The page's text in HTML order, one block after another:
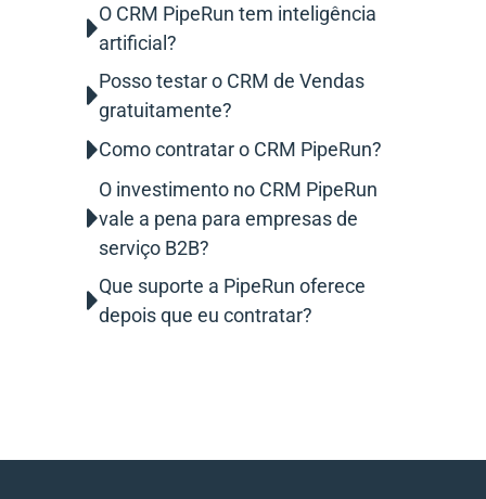
O CRM PipeRun tem inteligência
artificial?
Posso testar o CRM de Vendas
gratuitamente?
Como contratar o CRM PipeRun?
O investimento no CRM PipeRun
vale a pena para empresas de
serviço B2B?
Que suporte a PipeRun oferece
depois que eu contratar?